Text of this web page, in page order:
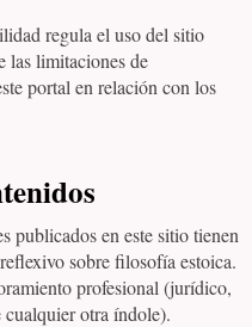
regula el uso del sitio
las limitaciones de
portal en relación con los
publicados en este sitio tienen
sobre filosofía estoica.
profesional (jurídico,
otra índole).